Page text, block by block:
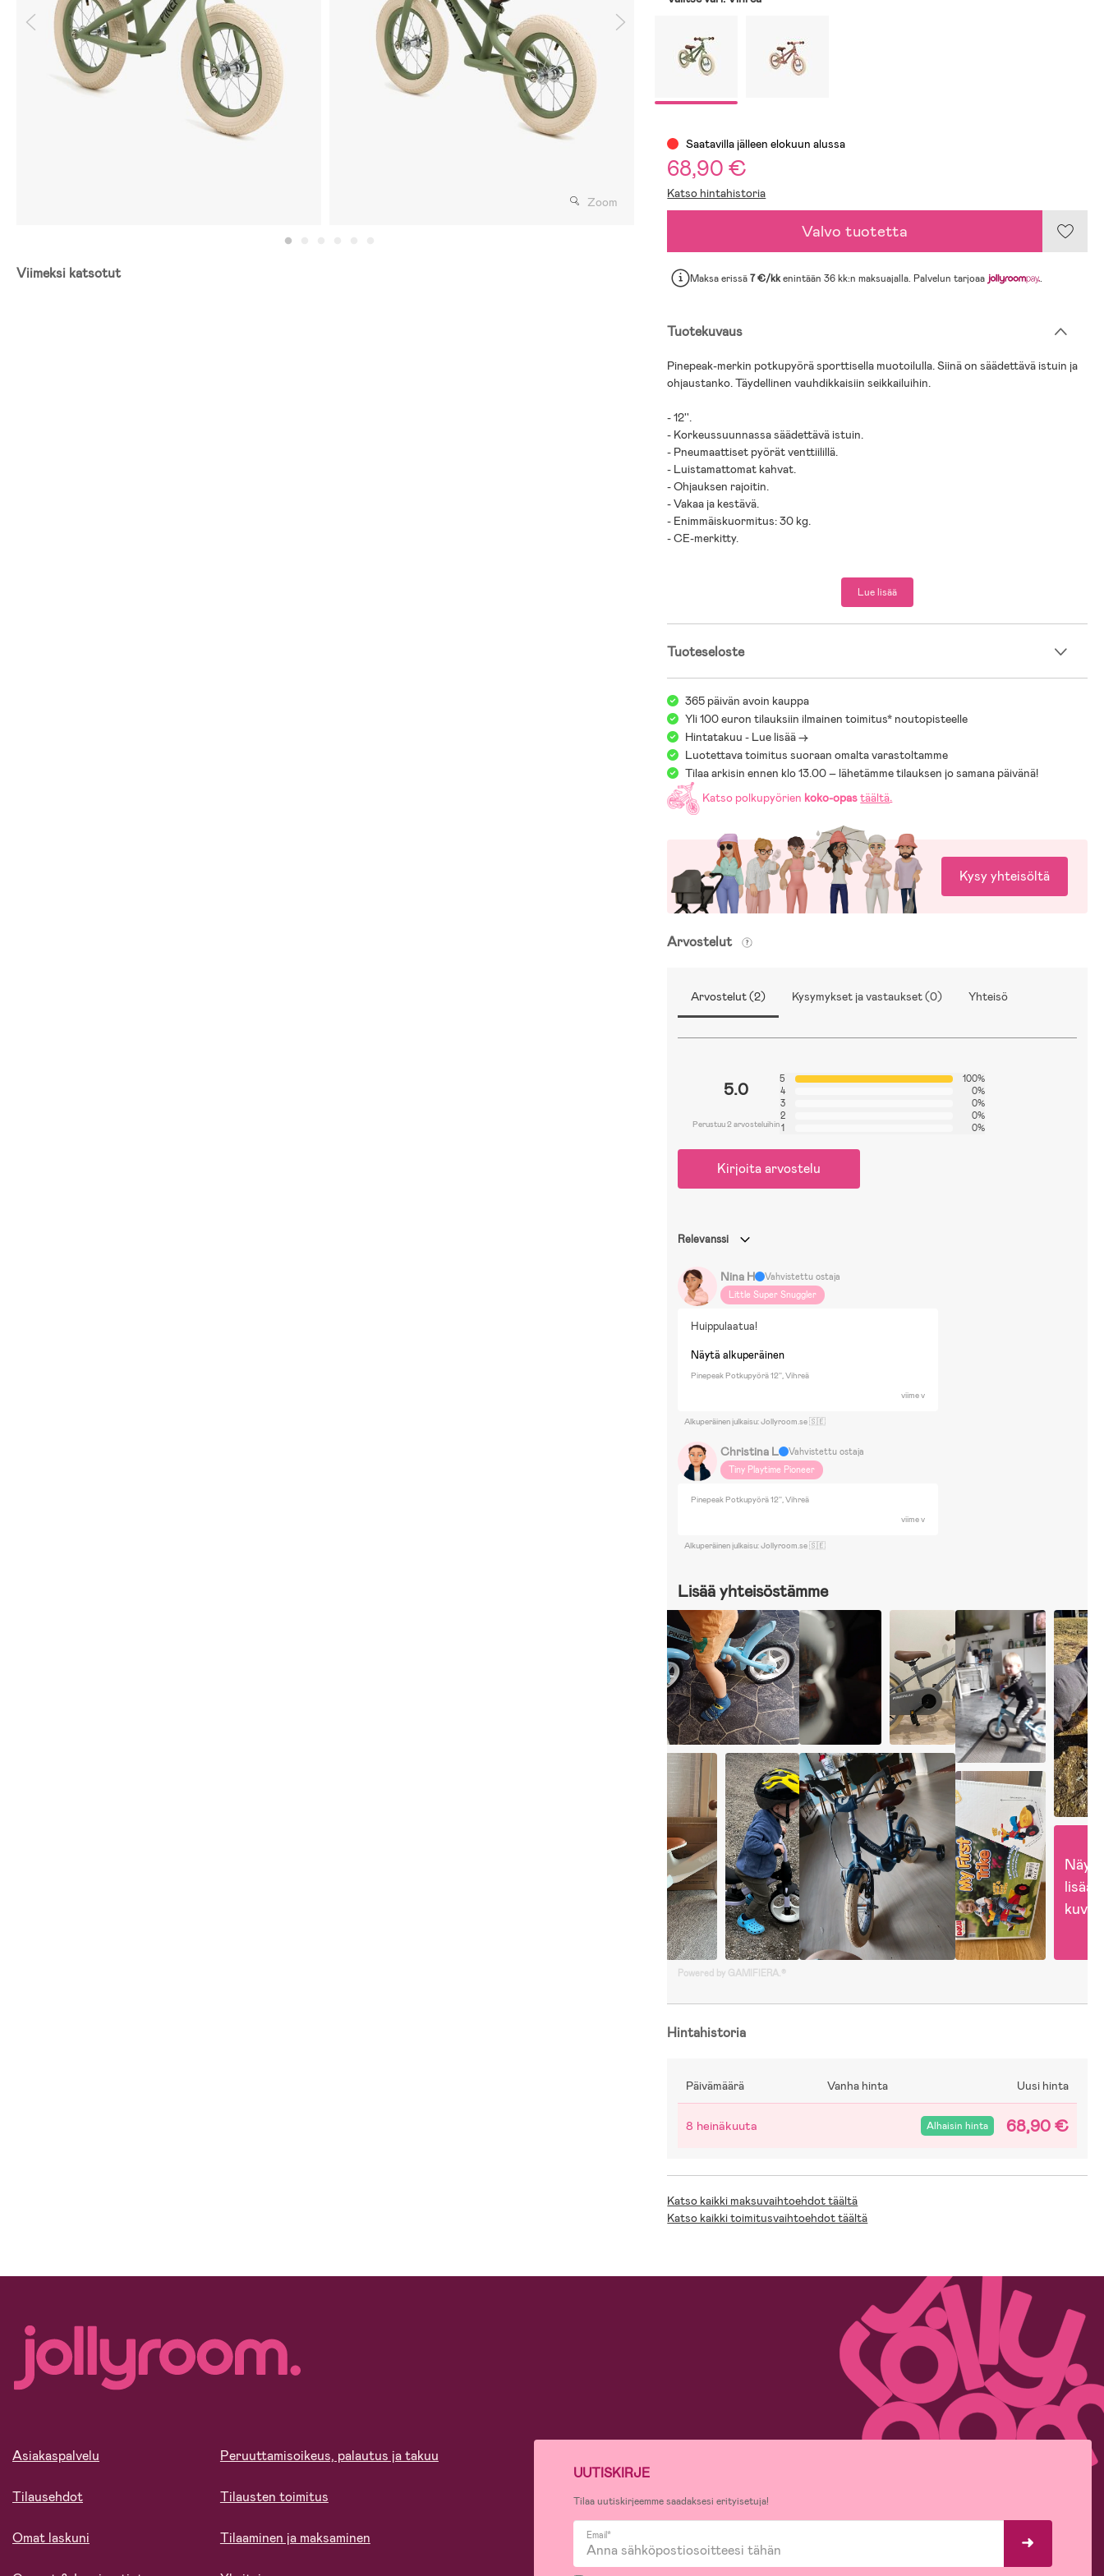
Zoom
Viimeksi katsotut
Saatavilla jälleen elokuu n alussa
68,90 €
Katso hintahistoria
Valvo tuotetta
Maksa erissä7 €/kkenintään 36 kk:n maksuajalla. Palvelun tarjoaa .
Tuotekuvaus
Pinepeak-merkin potkupyörä sporttisella muotoilulla. Siinä on säädettävä istuin ja
ohjaustanko. Täydellinen vauhdikkaisiin seikkailuihin.
- 12''.
- Korkeussuunnassa säädettävä istuin.
- Pneumaattiset pyörät venttiilillä.
- Luistamattomat kahvat.
- Ohjauksen rajoitin.
- Vakaa ja kestävä.
- Enimmäiskuormitus: 30 kg.
- CE-merkitty.
Lue lisää
Tuoteseloste
365 päivän avoin kauppa
Yli 100 euron tilauksiin ilmainen toimitus* noutopisteelle
Hintatakuu - Lue lisää ->
Luotettava toimitus suoraan omalta varastoltamme
Tilaa arkisin ennen klo 13.00 – lähetämme tilauksen jo samana päivänä!
Katso polkupyörien koko-opastäältä.
Kysy yhteisöltä
Arvostelut
Arvostelut (2) Kysymykset ja vastaukset (0) Yhteisö
5.0
Perustuu 2 arvosteluihin
5
100%
4
0%
3
0%
2
0%
1
0%
Kirjoita arvostelu
Relevanssi
Nina H
Vahvistettu ostaja
Little Super Snuggler
Huippulaatua!
Näytä alkuperäinen
Pinepeak Potkupyörä 12'', Vihreä
viime v
Alkuperäinen julkaisu: Jollyroom.se 🇸🇪
Christina L
Vahvistettu ostaja
Tiny Playtime Pioneer
Pinepeak Potkupyörä 12'', Vihreä
viime v
Alkuperäinen julkaisu: Jollyroom.se 🇸🇪
Lisää yhteisöstämme
lisää
kuvia
Powered by GAMIFIERA.®
Hintahistoria
Päivämäärä Vanha hinta Uusi hinta
8 heinäkuuta Alhaisin hinta 68,90 €
Katso kaikki maksuvaihtoehdot täältä
Katso kaikki toimitusvaihtoehdot täältä
Asiakaspalvelu
Tilausehdot
Omat laskuni
Peruuttamisoikeus, palautus ja takuu
Tilausten toimitus
Tilaaminen ja maksaminen
UUTISKIRJE
Tilaa uutiskirjeemme saadaksesi erityisetuja!
Email*